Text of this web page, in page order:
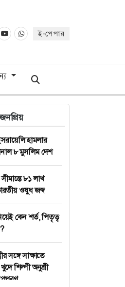
ই-পেপার
জনপ্রিয়
হামলার
৮ মুসলিম দেশ
৮১ লাখ
ওষুধ জব্দ
কেন শর্ত, পিতৃত্ব
সঙ্গে সাক্ষাতে
শিল্পী অনুশ্রী